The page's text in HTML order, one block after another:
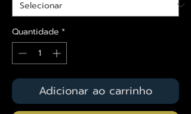
Quantidade *
Adicionar ao carrinho